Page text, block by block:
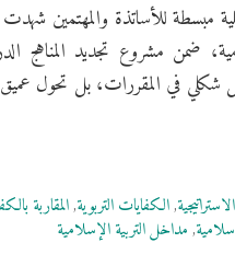
ضمن مشروع تجديد المناهج
التنقيح مجرد تعديل شكلي في المقررات، بل
,الكفايات التربوية,المقاربة
,مداخل التربية الإسلامية